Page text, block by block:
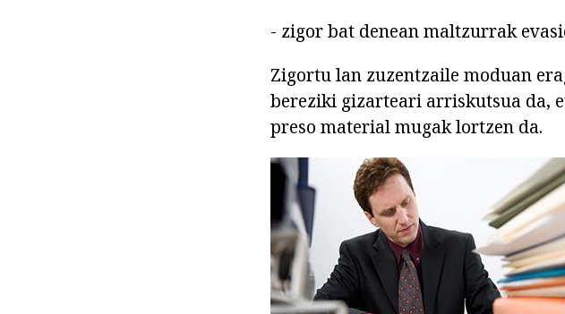
- zigor bat denean maltzurrak
Zigortu lan zuzentzaile moduan
bereziki gizarteari arriskutsua da,
preso material mugak lortzen da.